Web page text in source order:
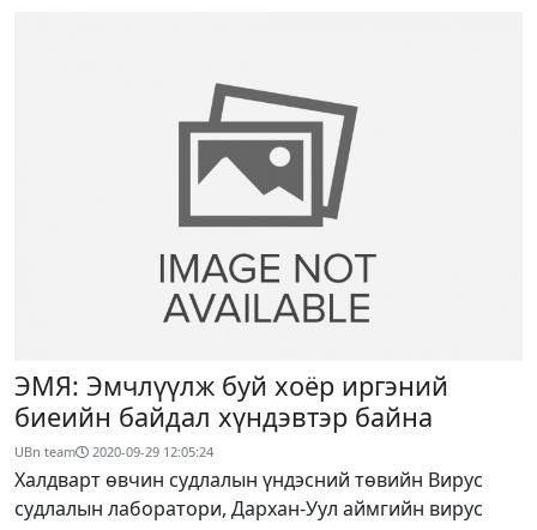
ЭМЯ: Эмчлүүлж буй хоёр иргэний
биеийн байдал хүндэвтэр байна
UBn team 2020-09-29 12:05:24
Халдварт өвчин судлалын үндэсний төвийн Вирус
судлалын лаборатори, Дархан-Уул аймгийн вирус